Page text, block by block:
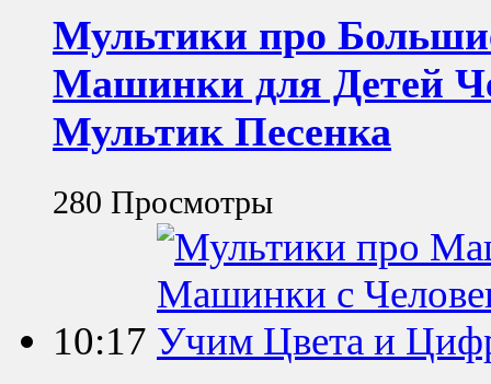
Мультики про
Машинки для Детей
Мультик Песенка
280 Просмотры
10:17